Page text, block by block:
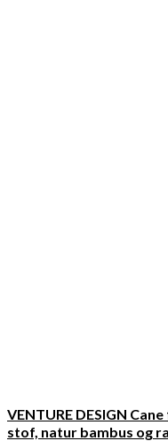
VENTURE DESIGN
stof, natur bambus og